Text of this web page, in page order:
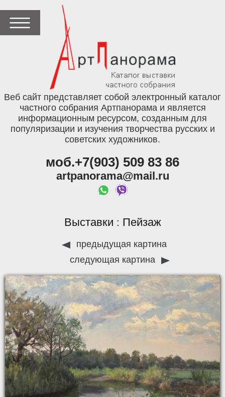
Веб сайт представляет собой электронный каталог
частного собрания Артпанорама и является
информационным ресурсом, созданным для
популяризации и изучения творчества русских и
советских художников.
моб.+7(903) 509 83 86
artpanorama@mail.ru
Выставки : Пейзаж
предыдущая картина
следующая картина